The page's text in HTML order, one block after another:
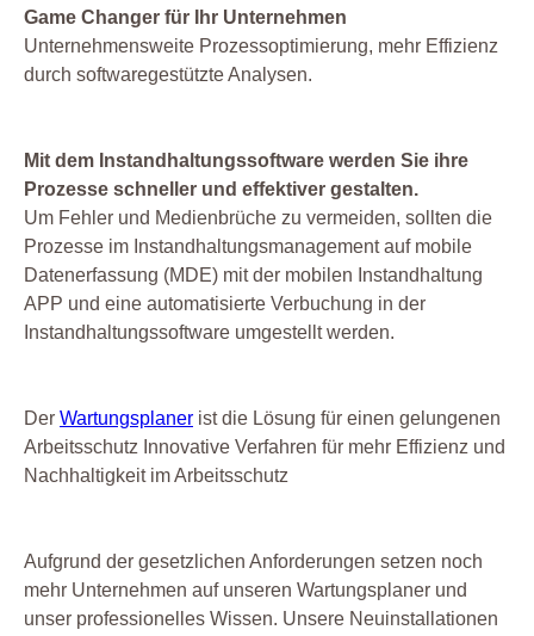
Game Changer für Ihr Unternehmen
Unternehmensweite Prozessoptimierung, mehr Effizienz
durch softwaregestützte Analysen.
Mit dem Instandhaltungssoftware werden Sie ihre
Prozesse schneller und effektiver gestalten.
Um Fehler und Medienbrüche zu vermeiden, sollten die
Prozesse im Instandhaltungsmanagement auf mobile
Datenerfassung (MDE) mit der mobilen Instandhaltung
APP und eine automatisierte Verbuchung in der
Instandhaltungssoftware umgestellt werden.
Der Wartungsplaner ist die Lösung für einen gelungenen
Arbeitsschutz Innovative Verfahren für mehr Effizienz und
Nachhaltigkeit im Arbeitsschutz
Aufgrund der gesetzlichen Anforderungen setzen noch
mehr Unternehmen auf unseren Wartungsplaner und
unser professionelles Wissen. Unsere Neuinstallationen